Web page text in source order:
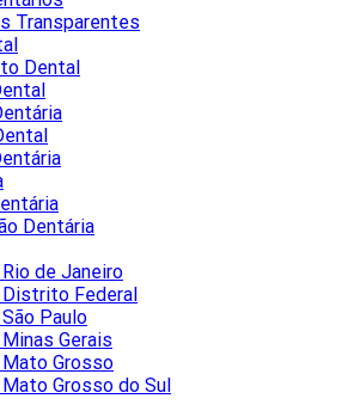
Transparentes
Dental
Dentária
de Janeiro
Federal
Paulo
Gerais
Grosso
Grosso do Sul